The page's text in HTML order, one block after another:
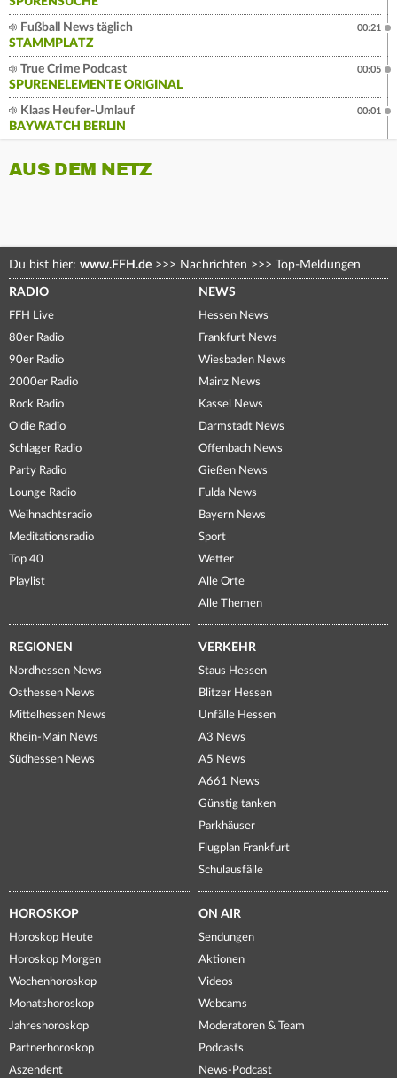
Fußball News täglich
STAMMPLATZ
00:21
True Crime Podcast
SPURENELEMENTE ORIGINAL
00:05
Klaas Heufer-Umlauf
BAYWATCH BERLIN
00:01
AUS DEM NETZ
Du bist hier: www.FFH.de >>> Nachrichten >>> Top-Meldungen
RADIO
FFH Live
80er Radio
90er Radio
2000er Radio
Rock Radio
Oldie Radio
Schlager Radio
Party Radio
Lounge Radio
Weihnachtsradio
Meditationsradio
Top 40
Playlist
NEWS
Hessen News
Frankfurt News
Wiesbaden News
Mainz News
Kassel News
Darmstadt News
Offenbach News
Gießen News
Fulda News
Bayern News
Sport
Wetter
Alle Orte
Alle Themen
REGIONEN
Nordhessen News
Osthessen News
Mittelhessen News
Rhein-Main News
Südhessen News
VERKEHR
Staus Hessen
Blitzer Hessen
Unfälle Hessen
A3 News
A5 News
A661 News
Günstig tanken
Parkhäuser
Flugplan Frankfurt
Schulausfälle
HOROSKOP
Horoskop Heute
Horoskop Morgen
Wochenhoroskop
Monatshoroskop
Jahreshoroskop
Partnerhoroskop
Aszendent
ON AIR
Sendungen
Aktionen
Videos
Webcams
Moderatoren & Team
Podcasts
News-Podcast